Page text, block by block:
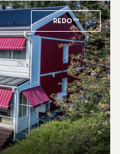
REDO™